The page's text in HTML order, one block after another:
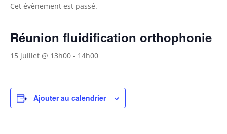
Cet évènement est passé.
Réunion fluidification orthophonie
15 juillet @ 13h00 - 14h00
Ajouter au calendrier